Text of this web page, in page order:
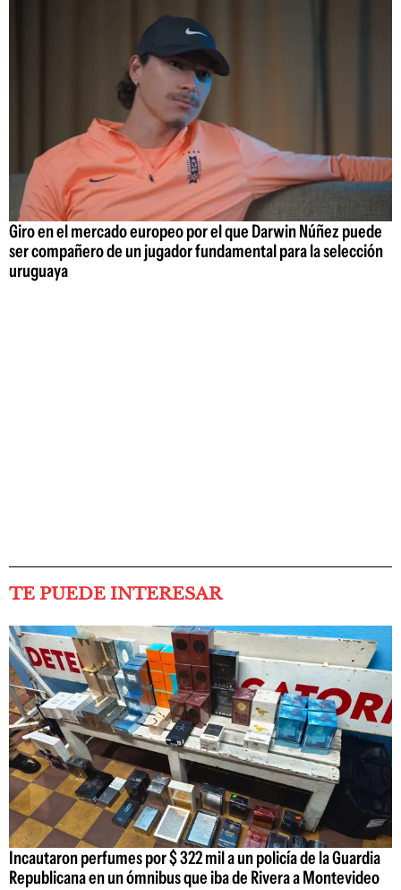
Giro en el mercado europeo por el que Darwin Núñez puede
ser compañero de un jugador fundamental para la selección
uruguaya
TE PUEDE INTERESAR
Incautaron perfumes por $ 322 mil a un policía de la Guardia
Republicana en un ómnibus que iba de Rivera a Montevideo